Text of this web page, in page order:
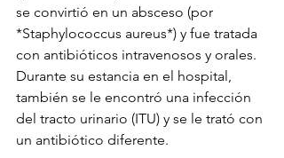
se convirtió en un absceso (por
*Staphylococcus aureus*) y fue tratada
con antibióticos intravenosos y orales.
Durante su estancia en el hospital,
también se le encontró una infección
del tracto urinario (ITU) y se le trató con
un antibiótico diferente.